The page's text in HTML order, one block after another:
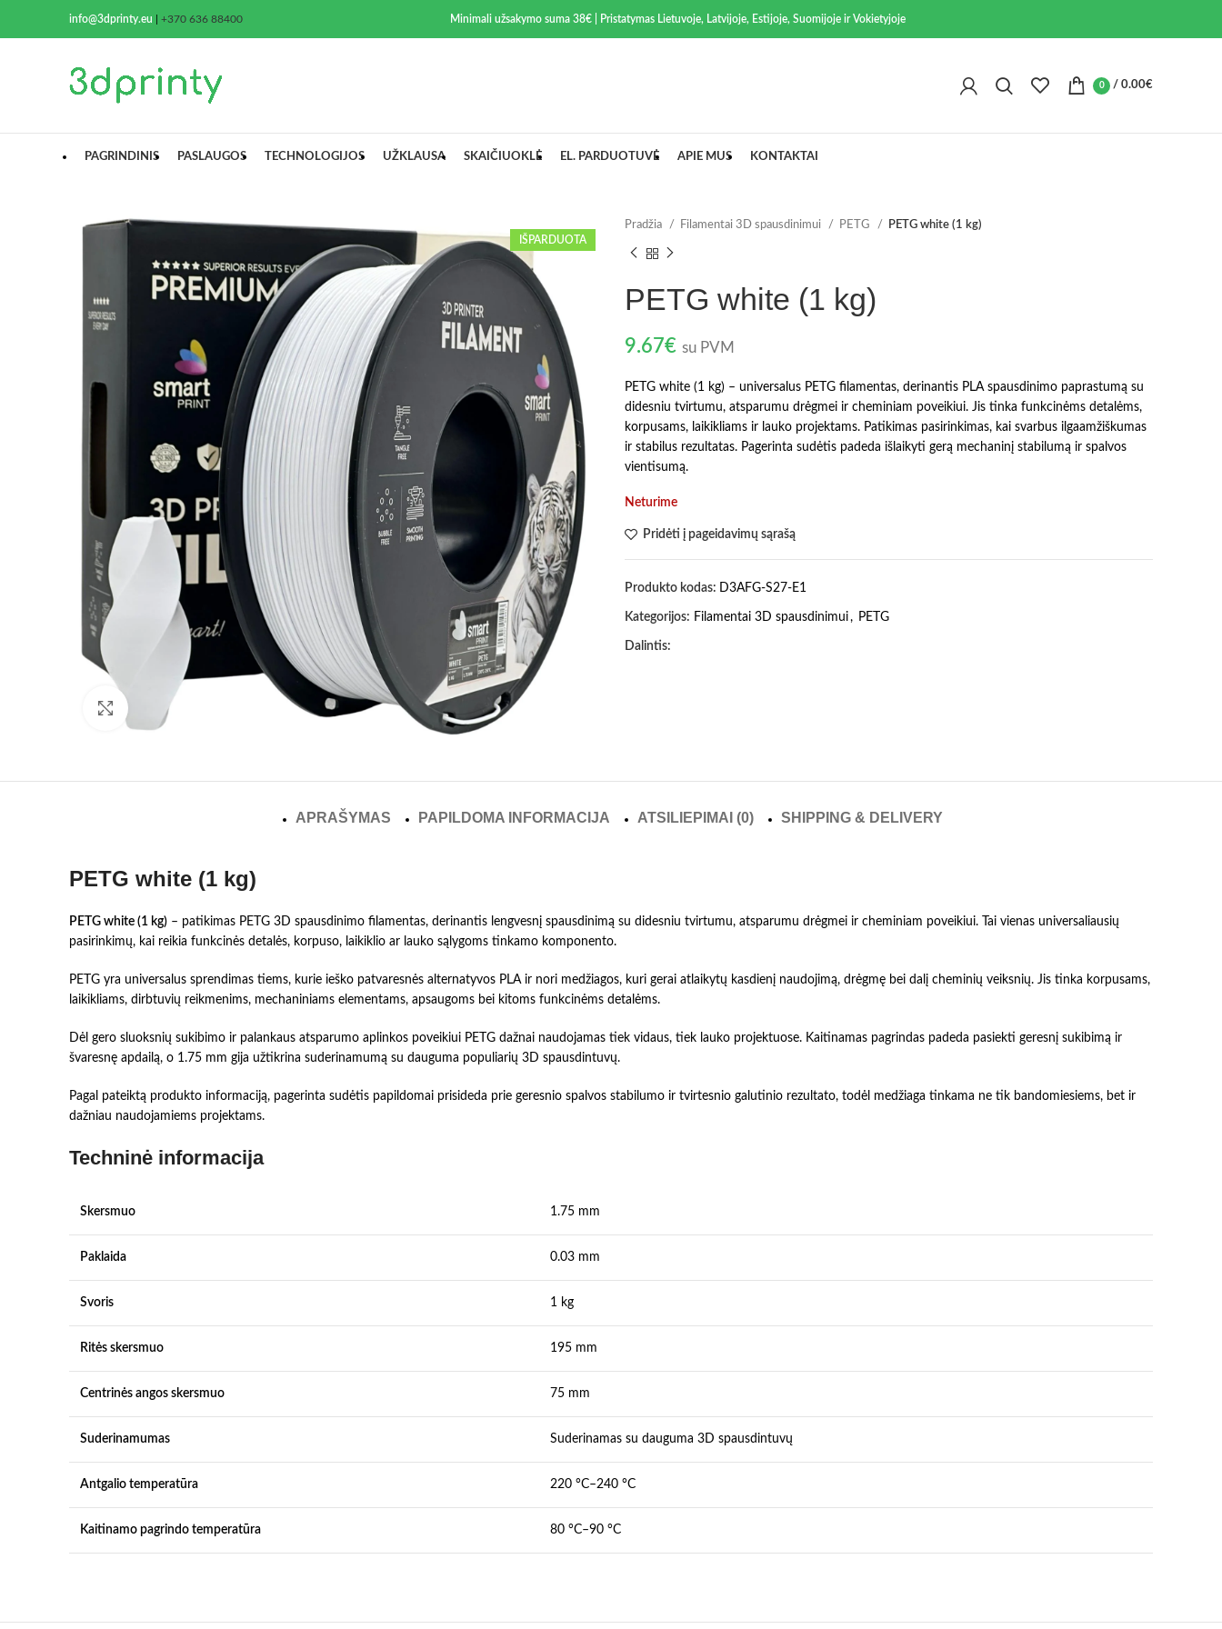
info@3dprinty.eu +370 636 88400 Minimali užsakymo suma 38€ | Pristatymas Lietuvoje, Latvijoje, Estijoje, Suomijoje ir Vokietyjoje
0 / 0.00€
PAGRINDINIS PASLAUGOS TECHNOLOGIJOS UŽKLAUSA SKAIČIUOKLĖ EL. PARDUOTUVĖ APIE MUS KONTAKTAI
IŠPARDUOTA
Spustelėkite norėdami padidinti
Pradžia Filamentai 3D spausdinimui PETG PETG white (1 kg)
PETG white (1 kg)
9.67€ su PVM
PETG white (1 kg) – universalus PETG filamentas, derinantis PLA spausdinimo paprastumą su
didesniu tvirtumu, atsparumu drėgmei ir cheminiam poveikiui. Jis tinka funkcinėms detalėms,
korpusams, laikikliams ir lauko projektams. Patikimas pasirinkimas, kai svarbus ilgaamžiškumas
ir stabilus rezultatas. Pagerinta sudėtis padeda išlaikyti gerą mechaninį stabilumą ir spalvos
vientisumą.
Neturime
Pridėti į pageidavimų sąrašą
Produkto kodas: D3AFG-S27-E1
Kategorijos: Filamentai 3D spausdinimui , PETG
Dalintis:
APRAŠYMAS PAPILDOMA INFORMACIJA ATSILIEPIMAI (0) SHIPPING & DELIVERY
PETG white (1 kg)
PETG white (1 kg) – patikimas PETG 3D spausdinimo filamentas, derinantis lengvesnį spausdinimą su didesniu tvirtumu, atsparumu drėgmei ir cheminiam poveikiui. Tai vienas universaliausių
pasirinkimų, kai reikia funkcinės detalės, korpuso, laikiklio ar lauko sąlygoms tinkamo komponento.
PETG yra universalus sprendimas tiems, kurie ieško patvaresnės alternatyvos PLA ir nori medžiagos, kuri gerai atlaikytų kasdienį naudojimą, drėgmę bei dalį cheminių veiksnių. Jis tinka korpusams,
laikikliams, dirbtuvių reikmenims, mechaniniams elementams, apsaugoms bei kitoms funkcinėms detalėms.
Dėl gero sluoksnių sukibimo ir palankaus atsparumo aplinkos poveikiui PETG dažnai naudojamas tiek vidaus, tiek lauko projektuose. Kaitinamas pagrindas padeda pasiekti geresnį sukibimą ir
švaresnę apdailą, o 1.75 mm gija užtikrina suderinamumą su dauguma populiarių 3D spausdintuvų.
Pagal pateiktą produkto informaciją, pagerinta sudėtis papildomai prisideda prie geresnio spalvos stabilumo ir tvirtesnio galutinio rezultato, todėl medžiaga tinkama ne tik bandomiesiems, bet ir
dažniau naudojamiems projektams.
Techninė informacija
Skersmuo 1.75 mm
Paklaida 0.03 mm
Svoris 1 kg
Ritės skersmuo 195 mm
Centrinės angos skersmuo 75 mm
Suderinamumas Suderinamas su dauguma 3D spausdintuvų
Antgalio temperatūra 220 °C–240 °C
Kaitinamo pagrindo temperatūra 80 °C–90 °C